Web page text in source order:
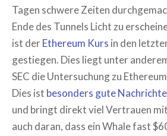
Tagen schwere Zeiten
Ende des Tunnels Licht zu
ist derEthereum Kurs in den
gestiegen. Dies liegt unter
SEC die Untersuchung zu
Dies ist besonders gute
und bringt direkt viel Vertrauen
auch daran, dass ein Whale fast